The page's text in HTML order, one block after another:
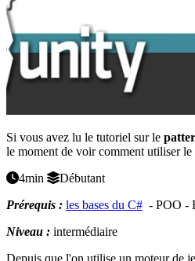
Si vous avez lu le tutoriel sur le
le moment de voir comment utiliser
4min
Débutant
Prérequis : les bases du C# - POO -
Niveau : intermédiaire
Depuis que l'on utilise un moteur de